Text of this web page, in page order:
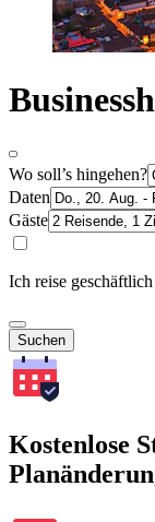
Wo soll’s hingehen?
Daten
Gäste
Ich reise geschäftlich
Suchen
Kostenlose